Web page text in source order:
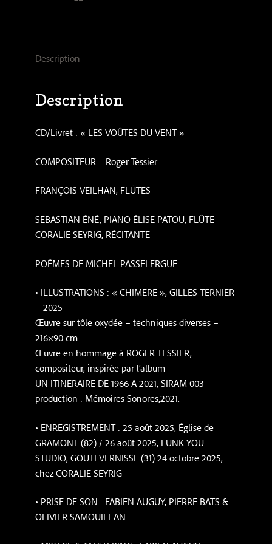
Roger
Description
Description
CD/Livret : « LES VOÛTES DU VENT »
COMPOSITEUR : Roger Tessier
FRANÇOIS VEILHAN, FLÛTES
SEBASTIAN ÉNÉ, PIANO ÉLISE PATOU, FLÛTE
CORALIE SEYRIG, RÉCITANTE
POÊMES DE MICHEL PASSELERGUE
• ILLUSTRATIONS : « CHIMÈRE », GILLES TERNIER
– 2025
Œuvre sur tôle oxydée – techniques diverses –
216×90 cm
Œuvre en hommage à ROGER TESSIER,
compositeur, inspirée par l’album
UN ITINÉRAIRE DE 1966 À 2021, SIRAM 003
production : Mémoires Sonores,2021.
• ENREGISTREMENT : 25 août 2025, Église de
GRAMONT (82) / 26 août 2025, FUNK YOU
STUDIO, GOUTEVERNISSE (31) 24 octobre 2025,
chez CORALIE SEYRIG
• PRISE DE SON : FABIEN AUGUY, PIERRE BATS &
OLIVIER SAMOUILLAN